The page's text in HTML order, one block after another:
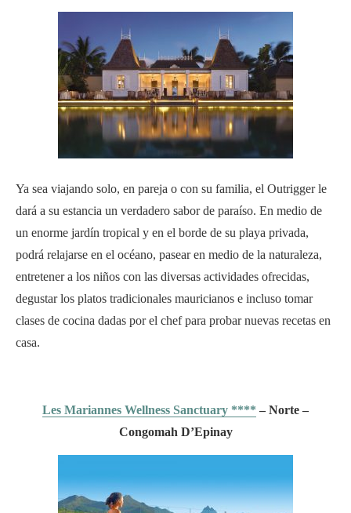
Ya sea viajando solo, en pareja o con su familia, el Outrigger le
dará a su estancia un verdadero sabor de paraíso. En medio de
un enorme jardín tropical y en el borde de su playa privada,
podrá relajarse en el océano, pasear en medio de la naturaleza,
entretener a los niños con las diversas actividades ofrecidas,
degustar los platos tradicionales mauricianos e incluso tomar
clases de cocina dadas por el chef para probar nuevas recetas en
casa.
Les Mariannes Wellness Sanctuary **** – Norte –
Congomah D’Epinay